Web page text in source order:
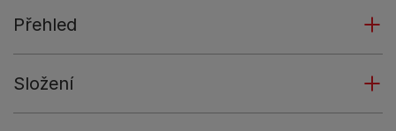
Přehled
Složení